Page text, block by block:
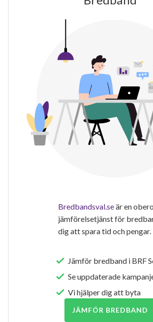
Bredbandsval.seär en
jämförelsetjänst för
dig att spara tid och pengar.
Jämför bredband i BRF
Se uppdaterade
Vi hjälper dig att byta
JÄMFÖR BREDBAND